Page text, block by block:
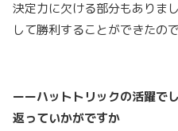
決定力に欠ける部分もありま
して勝利することができたの
ーーハットトリックの活躍で
返っていかがですか